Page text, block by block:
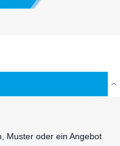
Muster oder ein Angebot